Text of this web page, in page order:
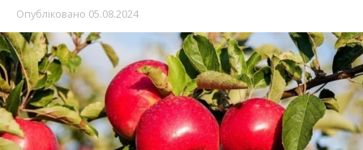
Опубліковано 05.08.2024